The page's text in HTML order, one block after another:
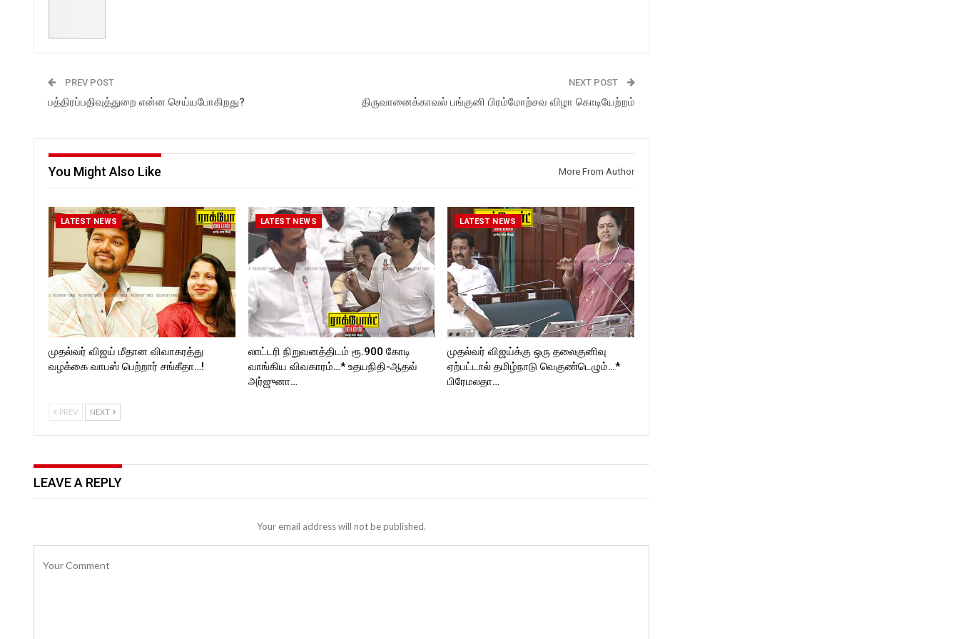
PREV POST
பத்திரப்பதிவுத்துறை என்ன செய்யபோகிறது?
NEXT POST
திருவானைக்காவல் பங்குனி பிரம்மோற்சவ விழா கொடியேற்றம்
You Might Also Like More From Author
LATEST NEWS
முதல்வர் விஜய் மீதான விவாகரத்து
வழக்கை வாபஸ் பெற்றார் சங்கீதா…!
LATEST NEWS
லாட்டரி நிறுவனத்திடம் ரூ.900 கோடி
வாங்கிய விவகாரம்…* உதயநிதி-ஆதவ்
அர்ஜுனா…
LATEST NEWS
முதல்வர் விஜய்க்கு ஒரு தலைகுனிவு
ஏற்பட்டால் தமிழ்நாடு வெகுண்டெழும்…*
பிரேமலதா…
PREV NEXT
LEAVE A REPLY
Your email address will not be published.